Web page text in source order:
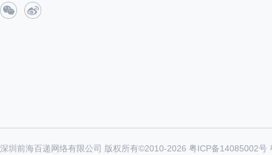
深圳前海百递网络有限公司 版权所有©2010-2026 粤ICP备14085002号